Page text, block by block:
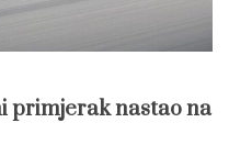
primjerak nastao na